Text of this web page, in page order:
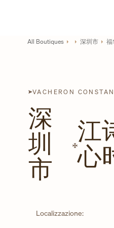
Return to Nav
All Boutiques 深圳市 福
VACHERON
深
圳
市
江
心
Localizzazione: